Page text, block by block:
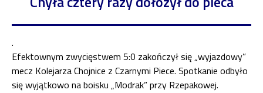
.
Efektownym zwycięstwem 5:0 zakończył się „wyjazdowy”
mecz Kolejarza Chojnice z Czarnymi Piece. Spotkanie odbyło
się wyjątkowo na boisku „Modrak” przy Rzepakowej.